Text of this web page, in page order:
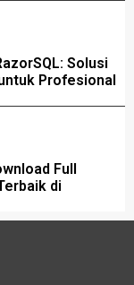
Solusi
Profesional
Full
di